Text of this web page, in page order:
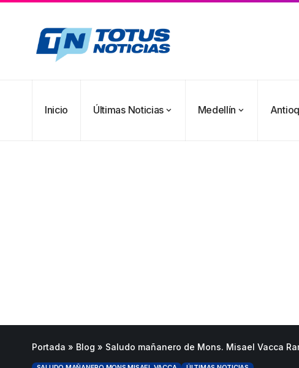
Inicio Últimas Noticias Medellín
Portada » Blog » Saludo mañanero de Mons. Misael Vacca